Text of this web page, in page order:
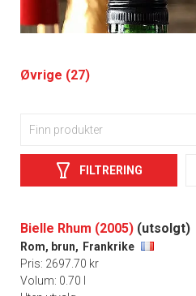
Øvrige (27)
FILTRERING
Bielle Rhum (2005) (utsolgt)
Rom, brun, Frankrike
Pris: 2697.70 kr
Volum: 0.70 l